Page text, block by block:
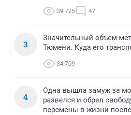
39 725 47
3
Значительный объем
Тюмени. Куда его
34 709
4
Одна вышла замуж за
развелся и обрел
перемены в жизни